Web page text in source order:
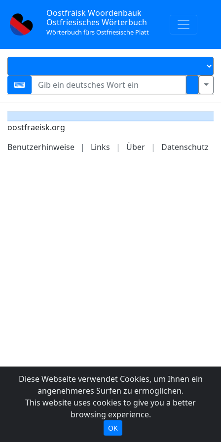
Oostfräisk Woordenbauk
Ostfriesisches Wörterbuch
Wörterbuch fürs Ostfriesische Platt
oostfraeisk.org
Benutzerhinweise
| Links | Über | Datenschutz
Diese Webseite verwendet Cookies, um Ihnen ein
angenehmeres Surfen zu ermöglichen.
This website uses cookies to give you a better
browsing experience.
OK